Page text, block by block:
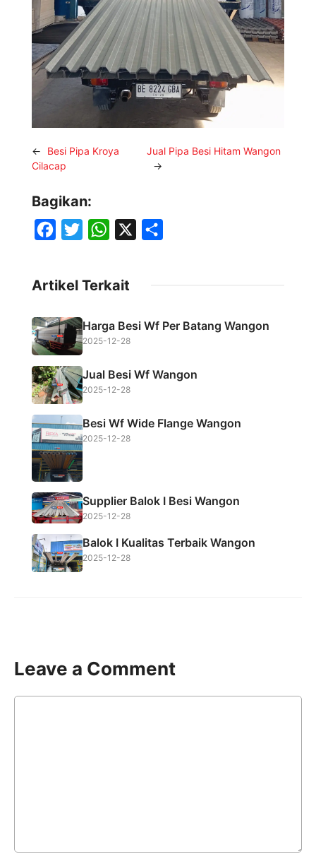
←
Besi Pipa Kroya
Cilacap
Jual Pipa Besi Hitam Wangon
→
Bagikan:
e
b
o
o
k
t
e
t
A
p
Artikel Terkait
Harga Besi Wf Per Batang Wangon
2025-12-28
Jual Besi Wf Wangon
2025-12-28
Besi Wf Wide Flange Wangon
2025-12-28
Supplier Balok I Besi Wangon
2025-12-28
Balok I Kualitas Terbaik Wangon
2025-12-28
Leave a Comment
Comment